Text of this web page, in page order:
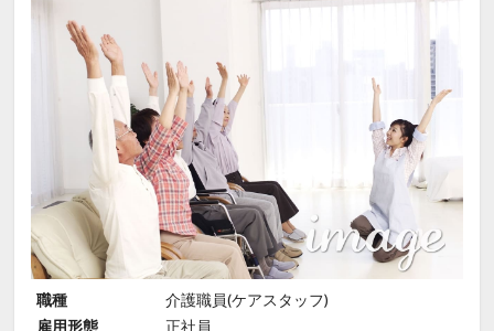
職種
介護職員(ケアスタッフ)
雇用形態
正社員